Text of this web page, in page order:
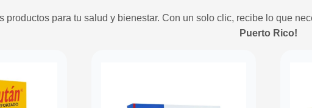
productos para tu salud y bienestar. Con un solo clic, recibe lo que
Puerto Rico!